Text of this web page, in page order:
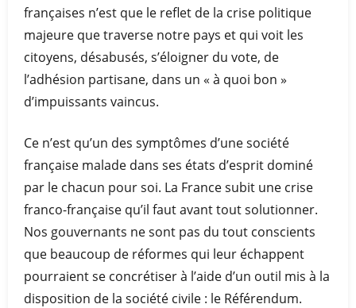
françaises n’est que le reflet de la crise politique
majeure que traverse notre pays et qui voit les
citoyens, désabusés, s’éloigner du vote, de
l’adhésion partisane, dans un « à quoi bon »
d’impuissants vaincus.
Ce n’est qu’un des symptômes d’une société
française malade dans ses états d’esprit dominé
par le chacun pour soi. La France subit une crise
franco-française qu’il faut avant tout solutionner.
Nos gouvernants ne sont pas du tout conscients
que beaucoup de réformes qui leur échappent
pourraient se concrétiser à l’aide d’un outil mis à la
disposition de la société civile : le Référendum.